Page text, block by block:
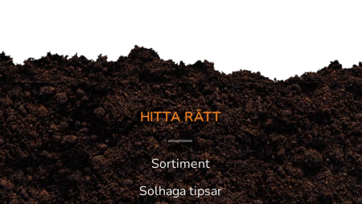
HITTA RÄTT
Sortiment
Solhaga tipsar